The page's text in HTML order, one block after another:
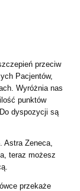
przeciw
Pacjentów,
Wyróżnia nas
punktów
dyspozycji są
Astra Zeneca,
teraz możesz
przekaże